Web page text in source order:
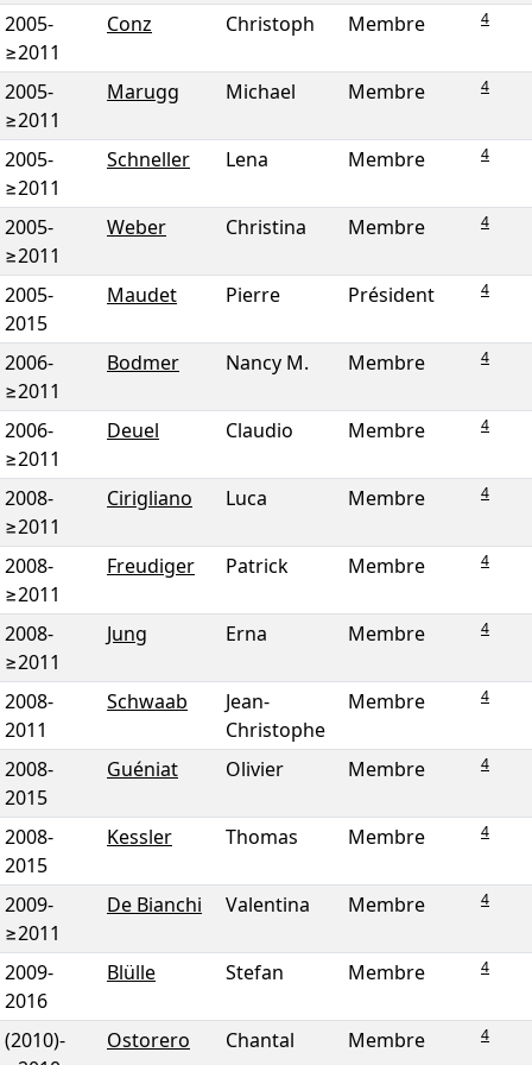
2005-
≥2011
Conz Christoph Membre 4
2005-
≥2011
Marugg Michael Membre 4
2005-
≥2011
Schneller Lena Membre 4
2005-
≥2011
Weber Christina Membre 4
2005-
2015
Maudet Pierre Président 4
2006-
≥2011
Bodmer Nancy M. Membre 4
2006-
≥2011
Deuel Claudio Membre 4
2008-
≥2011
Cirigliano Luca Membre 4
2008-
≥2011
Freudiger Patrick Membre 4
2008-
≥2011
Jung Erna Membre 4
2008-
2011
Schwaab
Jean-
Christophe
Membre 4
2008-
2015
Guéniat Olivier Membre 4
2008-
2015
Kessler Thomas Membre 4
2009-
≥2011
De Bianchi Valentina Membre 4
2009-
2016
Blülle Stefan Membre 4
(2010)-
Ostorero Chantal Membre 4